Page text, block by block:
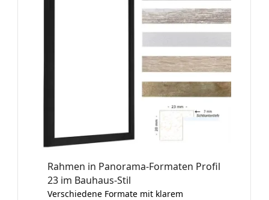
Rahmen in Panorama-Formaten Profil
23 im Bauhaus-Stil
Verschiedene Formate mit klarem